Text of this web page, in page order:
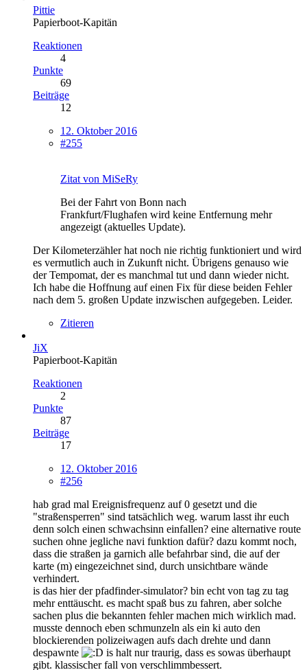
Pittie
Papierboot-Kapitän
Reaktionen
4
Punkte
69
Beiträge
12
12. Oktober 2016
#255
Zitat von MiSeRy
Bei der Fahrt von Bonn nach
Frankfurt/Flughafen wird keine Entfernung mehr
angezeigt (aktuelles Update).
Der Kilometerzähler hat noch nie richtig funktioniert und wird
es vermutlich auch in Zukunft nicht. Übrigens genauso wie
der Tempomat, der es manchmal tut und dann wieder nicht.
Ich habe die Hoffnung auf einen Fix für diese beiden Fehler
nach dem 5. großen Update inzwischen aufgegeben. Leider.
Zitieren
JiX
Papierboot-Kapitän
Reaktionen
2
Punkte
87
Beiträge
17
12. Oktober 2016
#256
hab grad mal Ereignisfrequenz auf 0 gesetzt und die
"straßensperren" sind tatsächlich weg. warum lasst ihr euch
denn solch einen schwachsinn einfallen? eine alternative route
suchen ohne jegliche navi funktion dafür? dazu kommt noch,
dass die straßen ja garnich alle befahrbar sind, die auf der
karte (m) eingezeichnet sind, durch unsichtbare wände
verhindert.
is das hier der pfadfinder-simulator? bin echt von tag zu tag
mehr enttäuscht. es macht spaß bus zu fahren, aber solche
sachen plus die bekannten fehler machen mich wirklich mad.
musste dennoch eben schmunzeln als ein ki auto den
blockierenden polizeiwagen aufs dach drehte und dann
despawnte
is halt nur traurig, dass es sowas überhaupt
gibt. klassischer fall von verschlimmbessert.